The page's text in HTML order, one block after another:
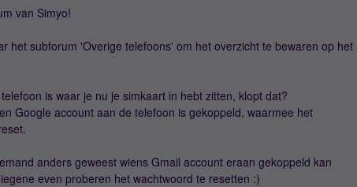
van Simyo!
het subforum 'Overige telefoons' om het overzicht te bewaren op het
is waar je nu je simkaart in hebt zitten, klopt dat?
Google account aan de telefoon is gekoppeld, waarmee het
anders geweest wiens Gmail account eraan gekoppeld kan
even proberen het wachtwoord te resetten :)